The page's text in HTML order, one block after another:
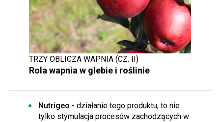
TRZY OBLICZA WAPNIA (CZ. II)
Rola wapnia w glebie i roślinie
Nutrigeo - działanie tego produktu, to nie
tylko stymulacja procesów zachodzących w